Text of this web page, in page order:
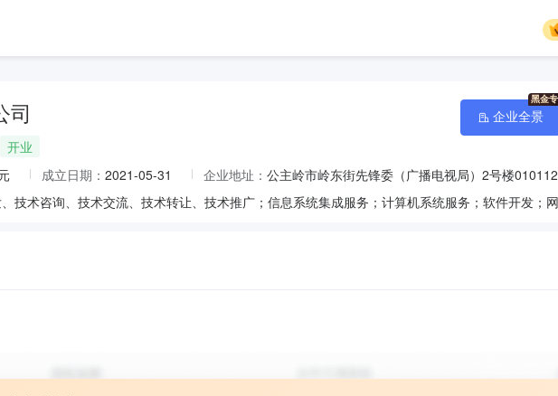
司
开业
成立日期： 2021-05-31 企业地址： 公主岭市岭东街先锋委（广播电视局）2号楼010112
企业全景